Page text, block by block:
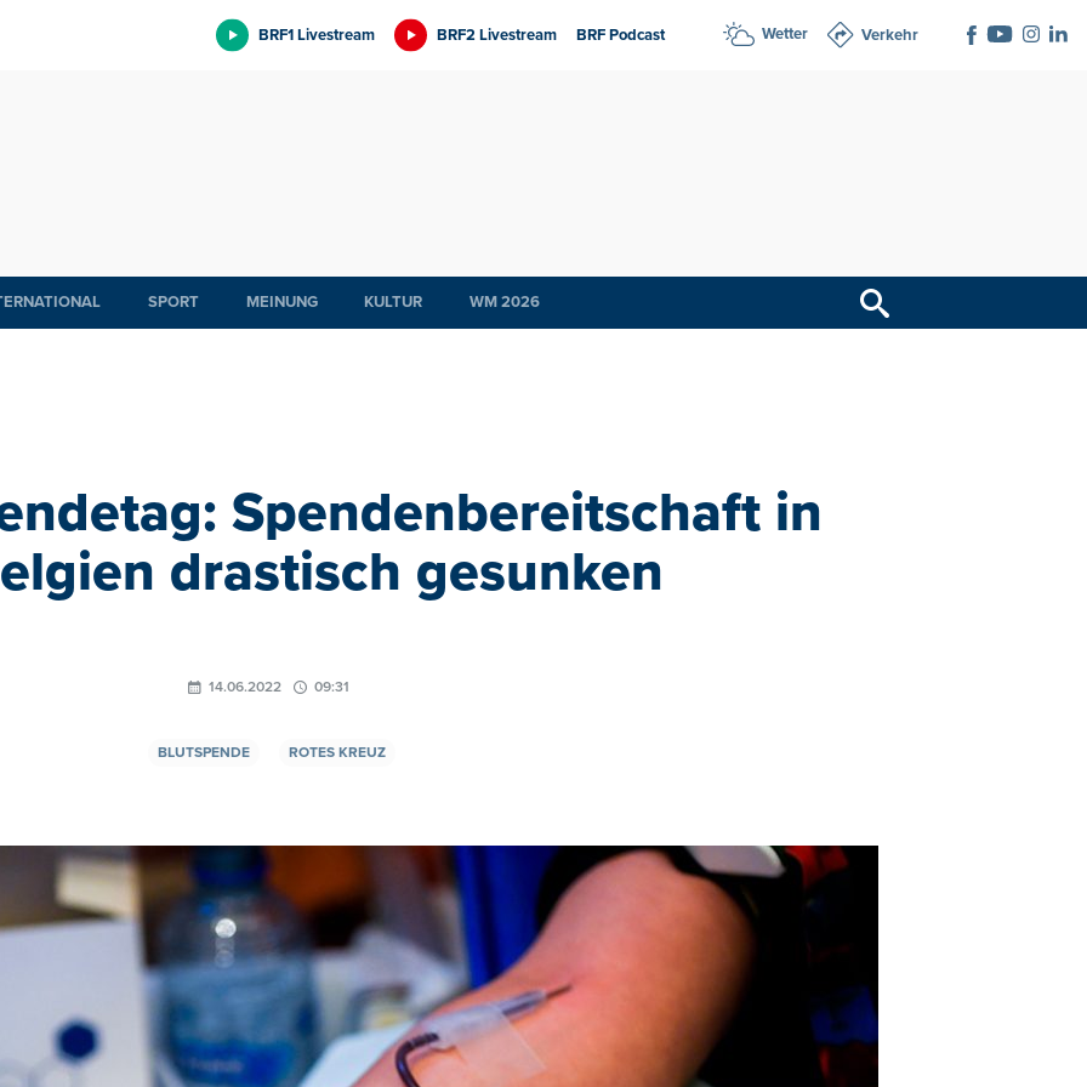
BRF1 Livestream BRF2 Livestream BRF Podcast Wetter Verkehr
SPORT MEINUNG KULTUR WM 2026
Spendenbereitschaft in
drastisch gesunken
14.06.2022 09:31
BLUTSPENDE ROTES KREUZ